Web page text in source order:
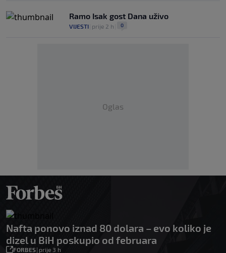
Ramo Isak gost Dana uživo
VIJESTI prije 2 h 0
Oglas
Nafta ponovo iznad 80 dolara – evo koliko je
dizel u BiH poskupio od februara
FORBES| prije 3 h